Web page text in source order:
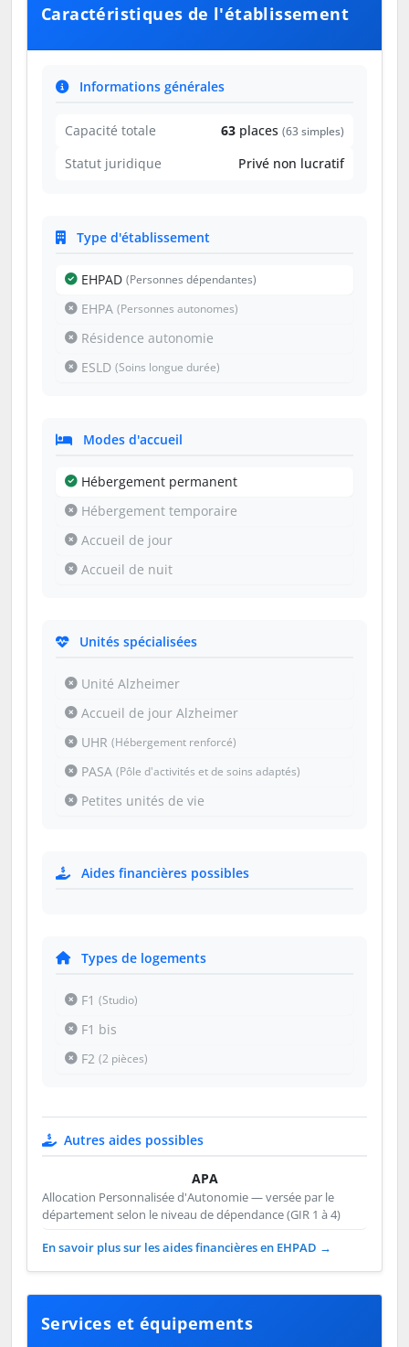
Caractéristiques de l'établissement
Informations générales
Capacité totale 63 places (63 simples)
Statut juridique Privé non lucratif
Type d'établissement
EHPAD (Personnes dépendantes)
EHPA (Personnes autonomes)
Résidence autonomie
ESLD (Soins longue durée)
Modes d'accueil
Hébergement permanent
Hébergement temporaire
Accueil de jour
Accueil de nuit
Unités spécialisées
Unité Alzheimer
Accueil de jour Alzheimer
UHR (Hébergement renforcé)
PASA (Pôle d'activités et de soins adaptés)
Petites unités de vie
Aides financières possibles
Types de logements
F1 (Studio)
F1 bis
F2 (2 pièces)
Autres aides possibles
APA
Allocation Personnalisée d'Autonomie — versée par le
département selon le niveau de dépendance (GIR 1 à 4)
En savoir plus sur les aides financières en EHPAD →
Services et équipements